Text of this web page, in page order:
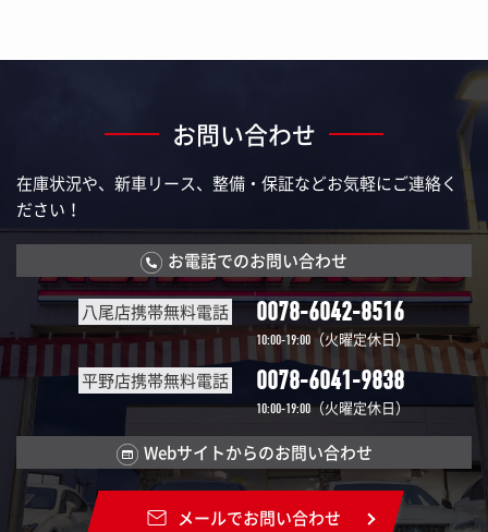
お問い合わせ
在庫状況や、新車リース、整備・保証などお気軽にご連絡く
ださい！
お電話でのお問い合わせ
八尾店携帯無料電話 0078-6042-8516
10:00-19:00 （火曜定休日）
平野店携帯無料電話 0078-6041-9838
10:00-19:00（火曜定休日）
Webサイトからのお問い合わせ
メールでお問い合わせ